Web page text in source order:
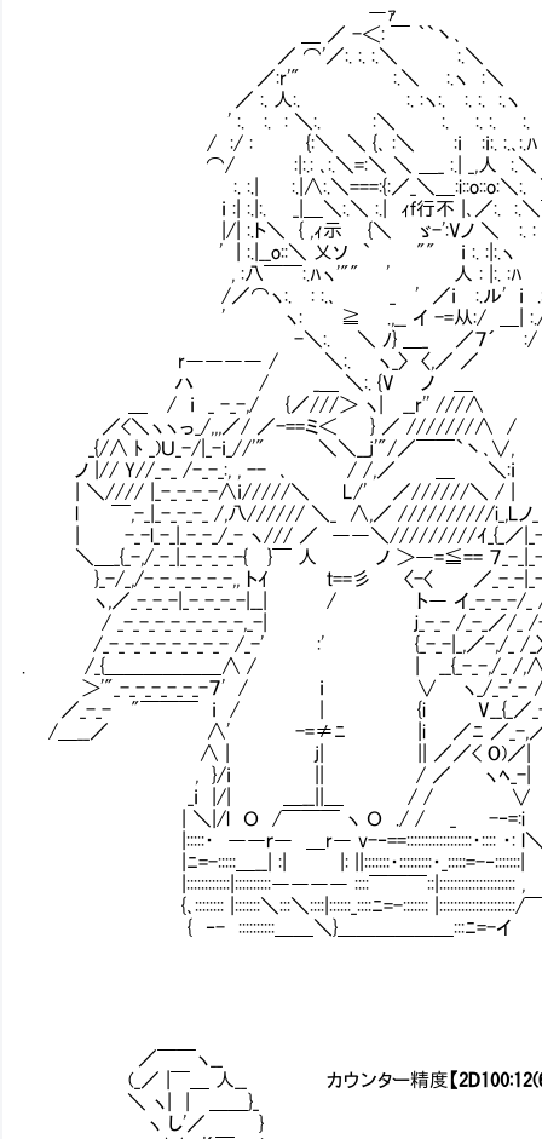
―ｧ
＿ ／ -＜: ￣ ｀`丶､
／ ⌒'／:. :. :.＼ :.＼
／:r'" :.＼ :.ヽ :＼
／ :. 人:. :. :ヽ:. :. :. :.ヽ
' :. :. : ＼:. :＼ :. :. :. :.
/ :/ : {:＼ ＼ {､ :＼ :ｉ :ｉ:. :.､:.ﾊ
⌒/ :|:.: ､:.＼=:＼ ＼ ＿_ :.| _,人 :.＼ 何だっ
:. :.| :.|∧:.＼===:{:／_＼＿:i::o::o:＼:.
ｉ :| :.|:. _|＿＼:.＼ :.| ｨｆ行不 |､／:. :.＼￣
|/| :.ト＼ { ,ｨ示㍉ {＼ ゞ-':Vノ ＼ :. :
' | :.|__o::＼ 乂ソ ` "" ｉ :. :|:.ヽ :|⌒ 一度
, :八￣￣:.ﾊヽ'"" ' 人 : |:. :ﾊ
/／⌒ヽ:. : :.､ _ ' ／ｉ :.ル' ｉ .:,
' ヽ: ≧ .,__ イ -=从:/ ＿|
-＼:. ＼ ﾉ} ＿_ ／７´ :/
r―――― / ＼:. ヽ_〉 〈,／ ／
ハ / _＿ ＼:. {V ノ ＿
＿ / ｉ _ -_-,/ {／///＞ ヽ| __r'' ///∧
／<＼ヽヽっ_/,,,／/ ／-==ミ＜ } ／ ///////∧ /
_{/∧ ﾄ _)Ｕ_-/|_-ｉ_//'" ＼＼__j'"/／￣￣`丶､
ノ |// Y//_-_ /-_-_:, , -- ､ / /,／ ＿ ＼:ｉ
| ＼//// |_-_-_-_-∧ｉ/////＼ L/' ／//////＼ / | ｲ
l ￣,-_|_-_-_-_ /,八////// ＼_ ∧,／ //////////i_,Lノ_
| -_-l_-_|_-_-_/_- ヽ/// ／ ――＼/////////ｲ_{_／|_-|
＼＿_{_-,/_-_|_-_-_-_-{ }￣ 人 ノ ＞―=≦== ７_-
}_-/_,/-_-_-_-_-_-,, トｲ ｔ==彡 〈-〈 ／_-_-
ヽ,／_-_-_-|_-_-_-_-|__| / ト― イ_-_-_-/_ /
/ _-_-_-_-_-_-_-_-,_-| ｊ_-_- /_-_／/_ /-
/_-_-_-_-_-_-_-_- /_-' :' {_-_-|_,／-,/_ /_〉
. /_{＿＿＿＿＿＿∧ / | __{_-_-,/_ /
＞'"_-_-_-_-_-_-７' / ｉ ∨ ヽ_/_-'_-
／_-_- "￣￣￣ ｉ / | {i V__{_／
/＿__／ ∧' -=≠ﾆ |i ／ﾆ ／_-,
∧ | j| || ／／< O)／|
, }/ｉ || / ／ ヽﾍ_-|
_ｉ |/| ＿__||＿ / / ∨
| ＼|/l Ｏ /￣￣￣ ヽ Ｏ ./ / _ -‐=:i
|:::::・ ――ｒ― ＿r― v-‐==::::::::::::::::::・:::: ・: l＼:|
|ﾆ=-:::::＿__| :| |: ||:::::::・:::::::::・_:::::=-
|::::::::::::|::::::::::―――― ::::￣￣￣::|::::::::::::::::::::: ,
{､:::::::: |:::::::＼:::＼::::|::::::_::::ﾆ=-:::::::
{ ‐- ::::::::::＿＿＼}＿＿＿＿＿＿:::ﾆ=-
／￣￣ヽ__
(_／ |￣＿ 人__ カウンター精度 【
＼ ヽ| | ＿＿}_
ヽ し'／ }